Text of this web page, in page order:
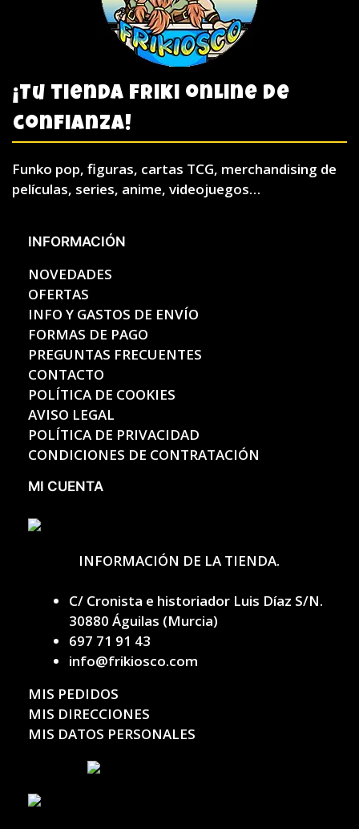
¡Tu tienda friki online de
confianza!
Funko pop, figuras, cartas TCG, merchandising de
películas, series, anime, videojuegos…
INFORMACIÓN
NOVEDADES
OFERTAS
INFO Y GASTOS DE ENVÍO
FORMAS DE PAGO
PREGUNTAS FRECUENTES
CONTACTO
POLÍTICA DE COOKIES
AVISO LEGAL
POLÍTICA DE PRIVACIDAD
CONDICIONES DE CONTRATACIÓN
MI CUENTA
INFORMACIÓN DE LA TIENDA.
C/ Cronista e historiador Luis Díaz S/N.
30880 Águilas (Murcia)
697 71 91 43
info@frikiosco.com
MIS PEDIDOS
MIS DIRECCIONES
MIS DATOS PERSONALES